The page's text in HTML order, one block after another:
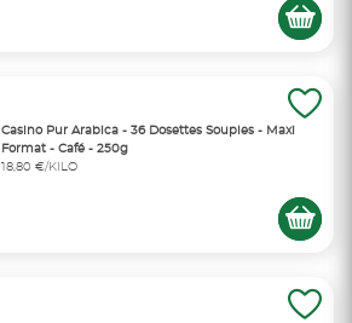
Casino Pur Arabica - 36 Dosettes Souples - Maxi
Format - Café - 250g
18,80 €/KILO